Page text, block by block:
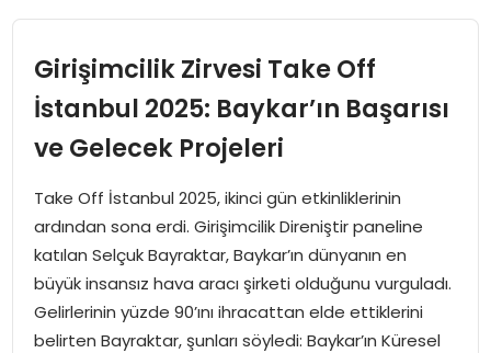
DÜNYA
SPOR
TEKNOLOJI
SAĞLIK
MAGAZIN
Girişimcilik Zirvesi Take Off
İstanbul 2025: Baykar’ın Başarısı
ve Gelecek Projeleri
Take Off İstanbul 2025, ikinci gün etkinliklerinin
ardından sona erdi. Girişimcilik Direniştir paneline
katılan Selçuk Bayraktar, Baykar’ın dünyanın en
büyük insansız hava aracı şirketi olduğunu vurguladı.
Gelirlerinin yüzde 90’ını ihracattan elde ettiklerini
belirten Bayraktar, şunları söyledi: Baykar’ın Küresel